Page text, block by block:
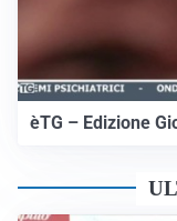
èTG – Edizione